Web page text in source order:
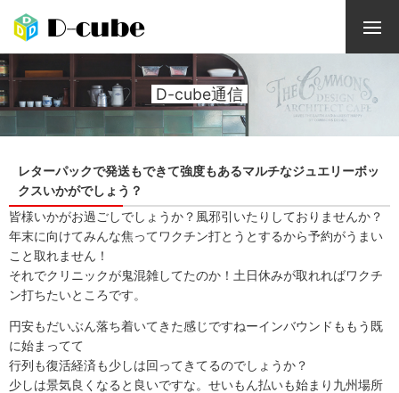
D-cube通信
レターパックで発送もできて強度もあるマルチなジュエリーボッ
クスいかがでしょう？
皆様いかがお過ごしでしょうか？風邪引いたりしておりませんか？
年末に向けてみんな焦ってワクチン打とうとするから予約がうまい
こと取れません！
それでクリニックが鬼混雑してたのか！土日休みが取れればワクチ
ン打ちたいところです。
円安もだいぶん落ち着いてきた感じですねーインバウンドももう既
に始まってて
行列も復活経済も少しは回ってきてるのでしょうか？
少しは景気良くなると良いですな。せいもん払いも始まり九州場所